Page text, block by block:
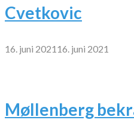
Cvetkovic
16. juni 2021 16. juni 2021
Møllenberg